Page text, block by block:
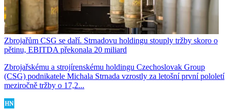
Zbrojařům CSG se daří. Strnadovu holdingu stouply tržby skoro o
pětinu, EBITDA překonala 20 miliard
Zbrojařskému a strojírenskému holdingu Czechoslovak Group
(CSG) podnikatele Michala Strnada vzrostly za letošní první pololetí
meziročně tržby o 17,2...